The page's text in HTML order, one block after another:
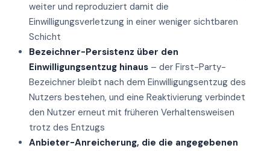
weiter und reproduziert damit die
Einwilligungsverletzung in einer weniger sichtbaren
Schicht
Bezeichner-Persistenz über den
Einwilligungsentzug hinaus – der First-Party-
Bezeichner bleibt nach dem Einwilligungsentzug des
Nutzers bestehen, und eine Reaktivierung verbindet
den Nutzer erneut mit früheren Verhaltensweisen
trotz des Entzugs
Anbieter-Anreicherung, die die angegebenen